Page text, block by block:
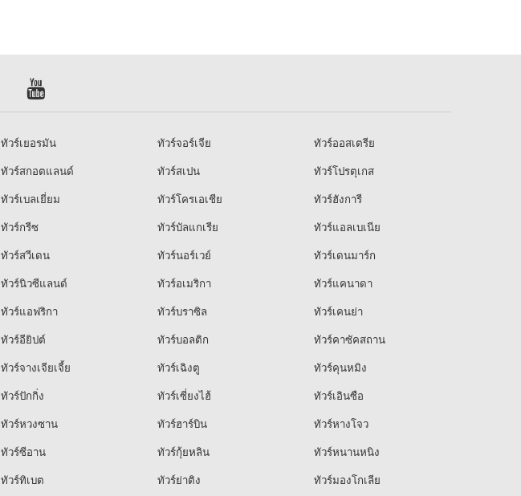
ทัวร์เยอรมัน ทัวร์จอร์เจีย
ทัวร์ออสเตรีย
ทัวร์สกอตแลนด์ ทัวร์สเปน
ทัวร์โปรตุเกส
ทัวร์เบลเยี่ยม ทัวร์โครเอเชีย
ทัวร์ฮังการี
ทัวร์กรีซ ทัวร์บัลแกเรีย
ทัวร์แอลเบเนีย
ทัวร์สวีเดน ทัวร์นอร์เวย์
ทัวร์เดนมาร์ก
ทัวร์นิวซีแลนด์ ทัวร์อเมริกา
ทัวร์แคนาดา
ทัวร์แอฟริกา ทัวร์บราซิล
ทัวร์เคนย่า
ทัวร์อียิปต์ ทัวร์บอลติก
ทัวร์คาซัคสถาน
ทัวร์จางเจียเจี้ย ทัวร์เฉิงตู
ทัวร์คุนหมิง
ทัวร์ปักกิ่ง ทัวร์เซี่ยงไฮ้
ทัวร์เอินซือ
ทัวร์หวงซาน ทัวร์ฮาร์บิน
ทัวร์หางโจว
ทัวร์ซีอาน ทัวร์กุ้ยหลิน
ทัวร์หนานหนิง
ทัวร์ทิเบต ทัวร์ย่าติง ทัวร์มองโกเลีย